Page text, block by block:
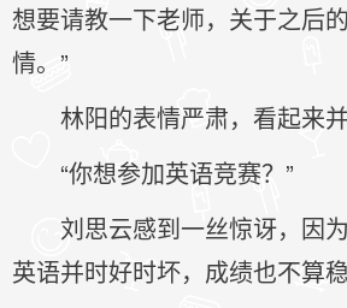
想要请教一下老师，关于之后
情。”
林阳的表情严肃，看起来
“你想参加英语竞赛？”
刘思云感到一丝惊讶，因
英语并时好时坏，成绩也不算稳